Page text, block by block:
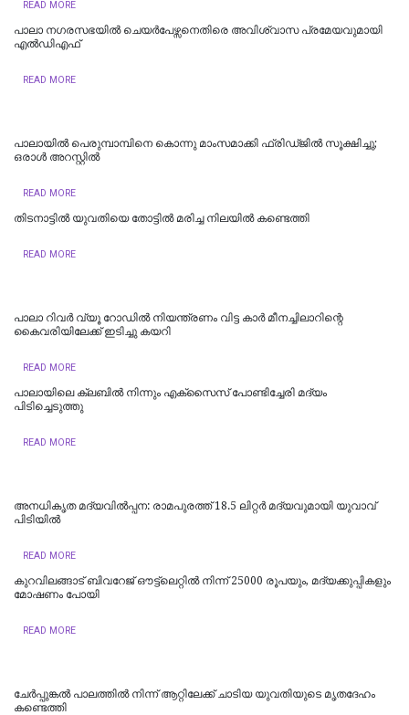
READ MORE
പാലാ നഗരസഭയിൽ ചെയർപേഴ്സനെതിരെ അവിശ്വാസ പ്രമേയവുമായി
എൽഡിഎഫ്
READ MORE
പാലായിൽ പെരുമ്പാമ്പിനെ കൊന്നു മാംസമാക്കി ഫ്രിഡ്ജിൽ സൂക്ഷിച്ചു;
ഒരാൾ അറസ്റ്റിൽ
READ MORE
തിടനാട്ടിൽ യുവതിയെ തോട്ടിൽ മരിച്ച നിലയിൽ കണ്ടെത്തി
READ MORE
പാലാ റിവർ വ്യൂ റോഡിൽ നിയന്ത്രണം വിട്ട കാർ മീനച്ചിലാറിന്റെ
കൈവരിയിലേക്ക് ഇടിച്ചു കയറി
READ MORE
പാലായിലെ ക്ലബിൽ നിന്നും എക്സൈസ് പോണ്ടിച്ചേരി മദ്യം
പിടിച്ചെടുത്തു
READ MORE
അനധികൃത മദ്യവിൽപ്പന: രാമപുരത്ത് 18.5 ലിറ്റർ മദ്യവുമായി യുവാവ്
പിടിയിൽ
READ MORE
കുറവിലങ്ങാട് ബിവറേജ് ഔട്ട്ലെറ്റിൽ നിന്ന് 25000 രൂപയും, മദ്യക്കുപ്പികളും
മോഷണം പോയി
READ MORE
ചേർപ്പുങ്കൽ പാലത്തിൽ നിന്ന് ആറ്റിലേക്ക് ചാടിയ യുവതിയുടെ മൃതദേഹം
കണ്ടെത്തി